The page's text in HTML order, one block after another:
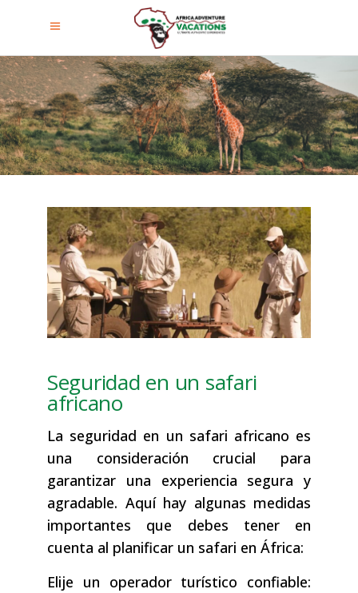
Seguridad en un safari
africano
La seguridad en un safari africano es
una consideración crucial para
garantizar una experiencia segura y
agradable. Aquí hay algunas medidas
importantes que debes tener en
cuenta al planificar un safari en África:
Elije un operador turístico confiable: